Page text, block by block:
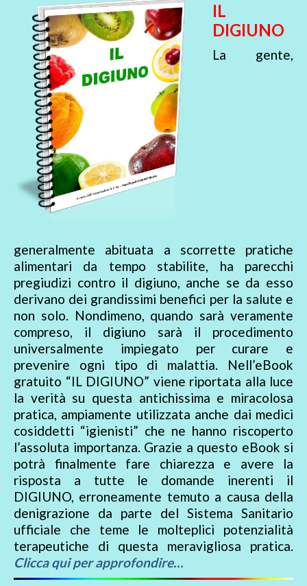
IL
DIGIUNO
La gente,
generalmente abituata a scorrette pratiche
alimentari da tempo stabilite, ha parecchi
pregiudizi contro il digiuno, anche se da esso
derivano dei grandissimi benefici per la salute e
non solo. Nondimeno, quando sarà veramente
compreso, il digiuno sarà il procedimento
universalmente impiegato per curare e
prevenire ogni tipo di malattia. Nell’eBook
gratuito “IL DIGIUNO” viene riportata alla luce
la verità su questa antichissima e miracolosa
pratica, ampiamente utilizzata anche dai medici
cosiddetti “igienisti” che ne hanno riscoperto
l’assoluta importanza. Grazie a questo eBook si
potrà finalmente fare chiarezza e avere la
risposta a tutte le domande inerenti il
DIGIUNO, erroneamente temuto a causa della
denigrazione da parte del Sistema Sanitario
ufficiale che teme le molteplici potenzialità
terapeutiche di questa meravigliosa pratica.
Clicca qui per approfondire…